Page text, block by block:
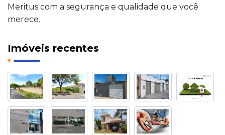
Meritus com a segurança e qualidade que você
merece.
Imóveis recentes